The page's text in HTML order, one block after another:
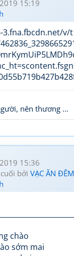
15:19
nên thương ...
15:36
bởi VẠC ĂN ĐÊM
chào
sớm mai